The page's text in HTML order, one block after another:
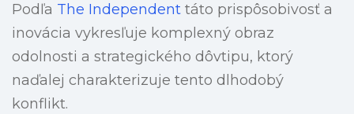
Podľa The Independent táto prispôsobivosť a
inovácia vykresľuje komplexný obraz
odolnosti a strategického dôvtipu, ktorý
naďalej charakterizuje tento dlhodobý
konflikt.